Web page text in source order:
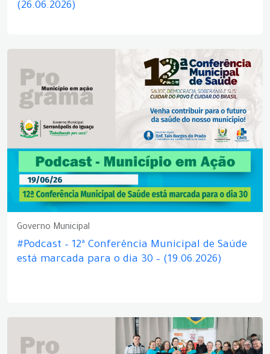
(26.06.2026)
Governo Municipal
#Podcast – 12ª Conferência Municipal de Saúde
está marcada para o dia 30 – (19.06.2026)